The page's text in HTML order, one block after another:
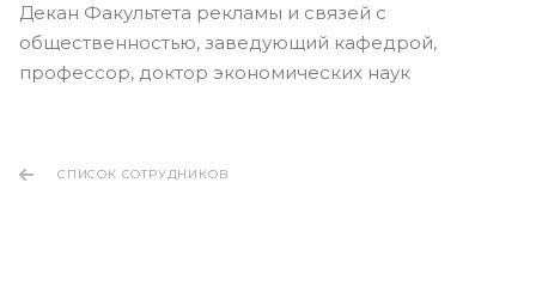
Декан Факультета рекламы и связей с
общественностью, заведующий кафедрой,
профессор, доктор экономических наук
СПИСОК СОТРУДНИКОВ